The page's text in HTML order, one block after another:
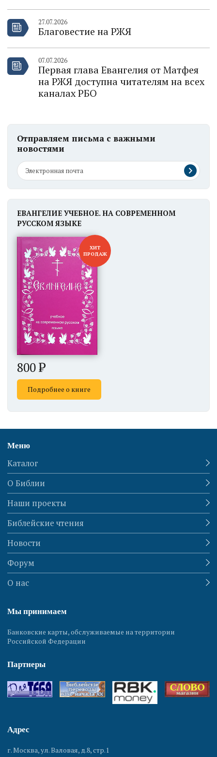
27.07.2026
Благовестие на РЖЯ
07.07.2026
Первая глава Евангелия от Матфея
на РЖЯ доступна читателям на всех
каналах РБО
Отправляем письма с важными
новостями
ЕВАНГЕЛИЕ УЧЕБНОЕ. НА СОВРЕМЕННОМ
РУССКОМ ЯЗЫКЕ
ХИТ
ПРОДАЖ
800
Подробнее о книге
Меню
Каталог
О Библии
Наши проекты
Библейские чтения
Новости
Форум
О нас
Мы принимаем
Банковские карты, обслуживаемые на территории
Российской Федерации
Партнеры
Адрес
г. Москва, ул. Валовая, д.8, стр.1